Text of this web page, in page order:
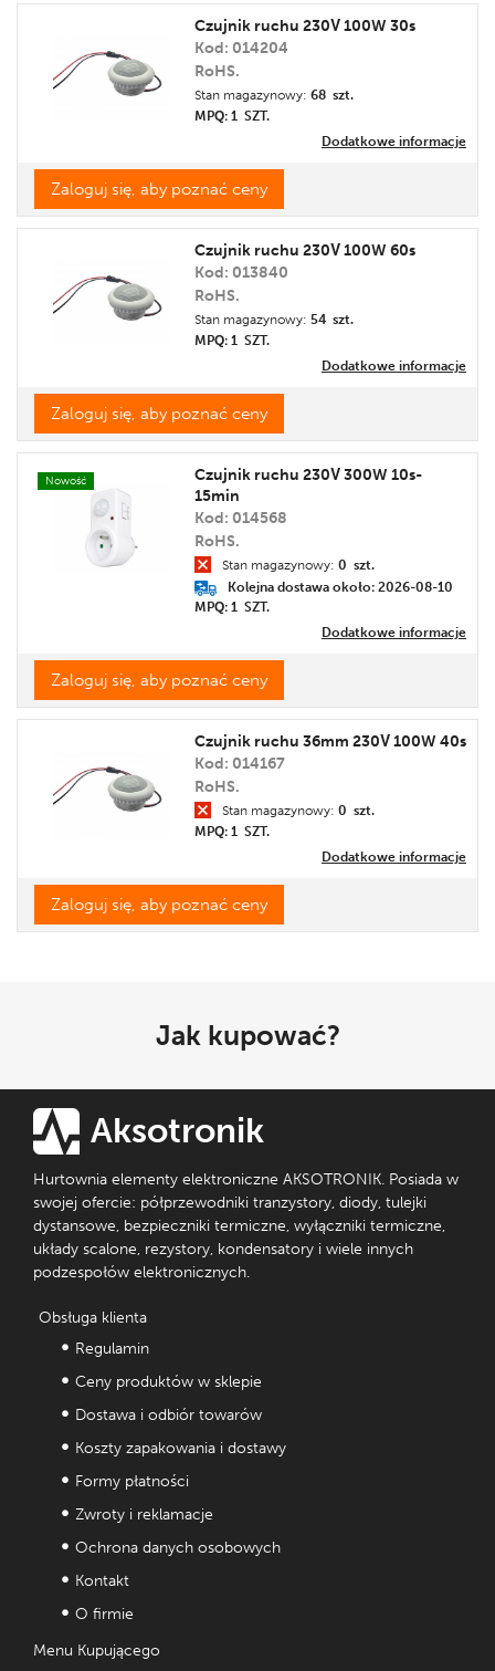
Czujnik ruchu 230V 100W 30s
Kod: 014204
RoHS.
Stan magazynowy: 68 szt.
MPQ: 1 SZT.
Dodatkowe informacje
Zaloguj się, aby poznać ceny
Czujnik ruchu 230V 100W 60s
Kod: 013840
RoHS.
Stan magazynowy: 54 szt.
MPQ: 1 SZT.
Dodatkowe informacje
Zaloguj się, aby poznać ceny
Nowość
Czujnik ruchu 230V 300W 10s-
15min
Kod: 014568
RoHS.
Kolejna dostawa około: 2026-08-10
Stan magazynowy: 0 szt.
MPQ: 1 SZT.
Dodatkowe informacje
Zaloguj się, aby poznać ceny
Czujnik ruchu 36mm 230V 100W 40s
Kod: 014167
RoHS.
Stan magazynowy: 0 szt.
MPQ: 1 SZT.
Dodatkowe informacje
Zaloguj się, aby poznać ceny
Jak kupować?
Aksotronik
Hurtownia elementy elektroniczne AKSOTRONIK. Posiada w
swojej ofercie: półprzewodniki tranzystory, diody, tulejki
dystansowe, bezpieczniki termiczne, wyłączniki termiczne,
układy scalone, rezystory, kondensatory i wiele innych
podzespołów elektronicznych.
Obsługa klienta
Regulamin
Ceny produktów w sklepie
Dostawa i odbiór towarów
Koszty zapakowania i dostawy
Formy płatności
Zwroty i reklamacje
Ochrona danych osobowych
Kontakt
O firmie
Menu Kupującego